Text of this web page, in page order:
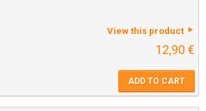
View this product
12,90 €
ADD TO CART